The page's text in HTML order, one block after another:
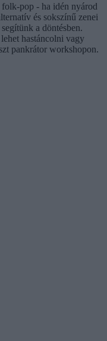
pop - ha idén nyárod
és sokszínű zenei
a döntésben.
hastáncolni vagy
pankrátor workshopon.